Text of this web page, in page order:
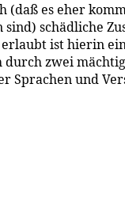
(daß es eher
schädliche
ist hierin
zwei
Sprachen und